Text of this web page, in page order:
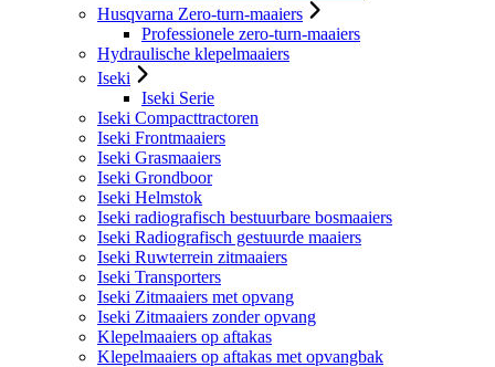
Husqvarna Zero-turn-maaiers
Professionele zero-turn-maaiers
Hydraulische klepelmaaiers
Iseki
Iseki Serie
Iseki Compacttractoren
Iseki Frontmaaiers
Iseki Grasmaaiers
Iseki Grondboor
Iseki Helmstok
Iseki radiografisch bestuurbare bosmaaiers
Iseki Radiografisch gestuurde maaiers
Iseki Ruwterrein zitmaaiers
Iseki Transporters
Iseki Zitmaaiers met opvang
Iseki Zitmaaiers zonder opvang
Klepelmaaiers op aftakas
Klepelmaaiers op aftakas met opvangbak